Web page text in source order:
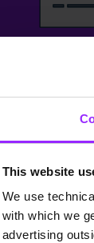
This website
We use
with which we
advertising